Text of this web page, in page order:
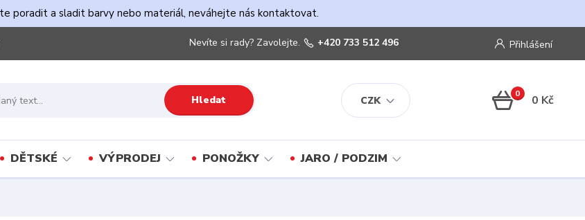
poradit a sladit barvy nebo materiál, neváhejte nás kontaktovat.
CZK
Přihlášení
Hledat
Nevíte si rady? Zavolejte. +420 733 512 496
0 0 Kč
DĚTSKÉ VÝPRODEJ PONOŽKY JARO / PODZIM